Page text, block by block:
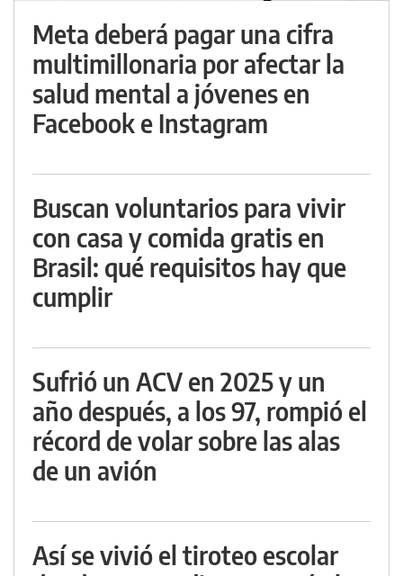
Meta deberá pagar una cifra
multimillonaria por afectar la
salud mental a jóvenes en
Facebook e Instagram
Buscan voluntarios para vivir
con casa y comida gratis en
Brasil: qué requisitos hay que
cumplir
Sufrió un ACV en 2025 y un
año después, a los 97, rompió el
récord de volar sobre las alas
de un avión
Así se vivió el tiroteo escolar